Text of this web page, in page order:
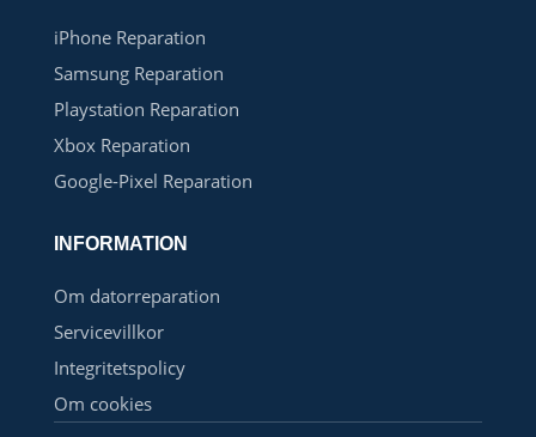
iPhone Reparation
Samsung Reparation
Playstation Reparation
Xbox Reparation
Google-Pixel Reparation
INFORMATION
Om datorreparation
Servicevillkor
Integritetspolicy
Om cookies